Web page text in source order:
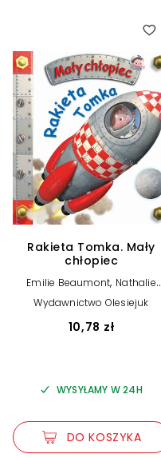
Rakieta Tomka. Mały
chłopiec
Emilie Beaumont, Nathalie
Belineau
Alexis Nesme (ilustr.)
Wydawnictwo Olesiejuk
10,78 zł
WYSYŁAMY W 24H
DO KOSZYKA